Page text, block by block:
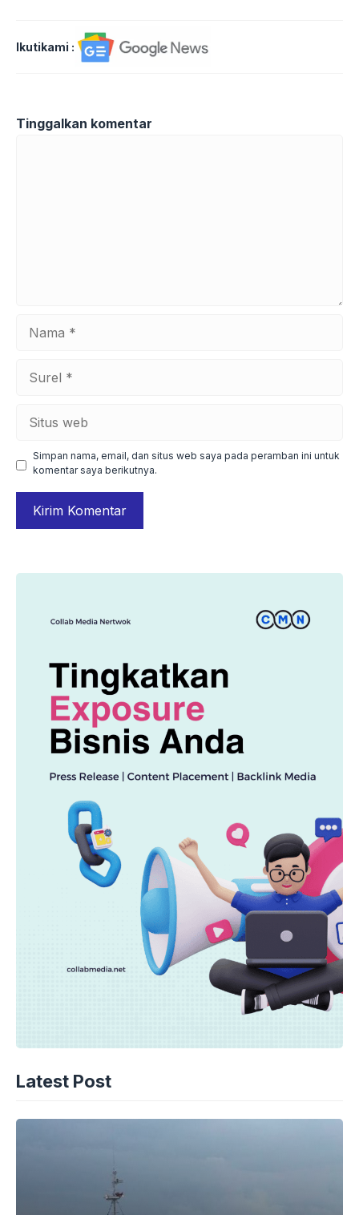
Ikutikami :
Tinggalkan komentar
web
Simpan nama, email, dan situs web saya pada peramban ini untuk
komentar saya berikutnya.
Latest Post